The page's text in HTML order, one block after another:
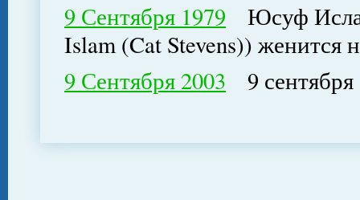
9 Сентября 1979 Юсуф
Islam (Cat Stevens))
9 Сентября 2003 9